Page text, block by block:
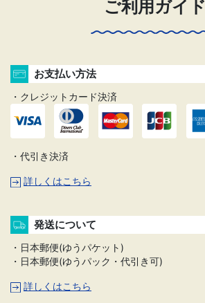
ご利用ガイド
お支払い方法
・クレジットカード決済
・代引き決済
詳しくはこちら
発送について
・日本郵便(ゆうパケット)
・日本郵便(ゆうパック・代引き可)
詳しくはこちら